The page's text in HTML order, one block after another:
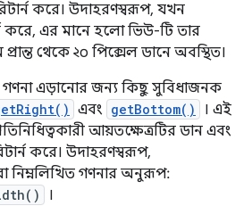
করে। উদাহরণস্বরূপ, যখন
করে, এর মানে হলো ভিউ-টি তার
থেকে ২০ পিক্সেল ডানে অবস্থিত।
এড়ানোর জন্য কিছু সুবিধাজনক
এবং getBottom()
। এই
আয়তক্ষেত্রটির ডান এবং
করে। উদাহরণস্বরূপ,
নিম্নলিখিত গণনার অনুরূপ:
।